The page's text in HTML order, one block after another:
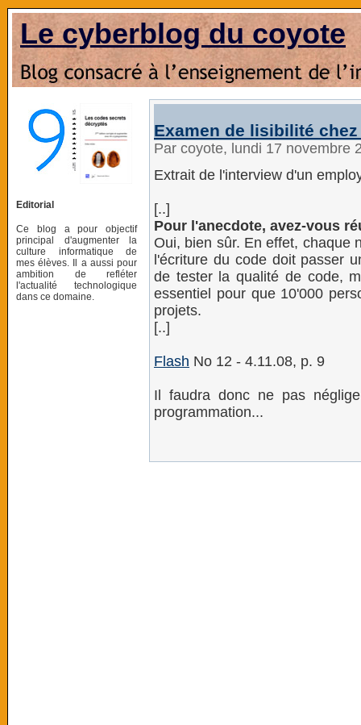
Le cyberblog du coyote
Editorial
Ce blog a pour objectif
principal d'augmenter la
culture informatique de
mes élèves. Il a aussi pour
ambition de refléter
l'actualité technologique
dans ce domaine.
Examen de lisibilité
Par coyote, lundi 17 novembre
Extrait de l'interview d'un
[..]
Pour l'anecdote, avez-vous
Oui, bien sûr. En effet, chaque
l'écriture du code doit passer
de tester la qualité de code,
essentiel pour que 10'000
projets.
[..]
Flash No 12 - 4.11.08, p. 9
Il faudra donc ne pas
programmation...